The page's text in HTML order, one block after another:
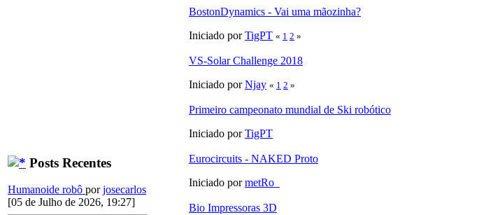
Posts Recentes
Humanoide robô porjosecarlos
[05 de Julho de 2026, 19:27]
BostonDynamics - Vai uma mãozinha?
Iniciado porTigPT « 1 2 »
VS-Solar Challenge 2018
Iniciado porNjay « 1 2 »
Primeiro campeonato mundial de Ski robótico
Iniciado porTigPT
Eurocircuits - NAKED Proto
Iniciado pormetRo_
Bio Impressoras 3D